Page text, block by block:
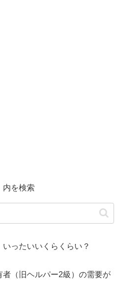
内を検索
ったいいくらくらい？
（旧ヘルパー2級）の需要が